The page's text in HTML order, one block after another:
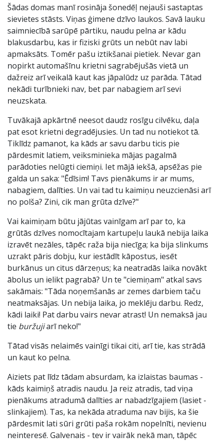
Šādas domas manī rosināja šonedēļ nejauši sastaptas
sievietes stāsts. Viņas ģimene dzīvo laukos. Savā lauku
saimniecībā sarūpē pārtiku, naudu pelna ar kādu
blakusdarbu, kas ir fiziski grūts un nebūt nav labi
apmaksāts. Tomēr pašu iztikšanai pietiek. Nevar gan
nopirkt automašīnu krietni sagrabējušās vietā un
dažreiz arī veikalā kaut kas jāpalūdz uz parāda. Tātad
nekādi turībnieki nav, bet par nabagiem arī sevi
neuzskata.
Tuvākajā apkārtnē neesot daudz rosīgu cilvēku, daļa
pat esot krietni degradējusies. Un tad nu notiekot tā.
Tiklīdz pamanot, ka kāds ar savu darbu ticis pie
pārdesmit latiem, veiksminieka mājas pagalmā
parādoties nelūgti ciemiņi. Iet mājā iekšā, apsēžas pie
galda un saka: "Ēdīsim! Tavs pienākums ir ar mums,
nabagiem, dalīties. Un vai tad tu kaimiņu neuzcienāsi arī
no polša? Zini, cik man grūta dzīve?"
Vai kaimiņam būtu jājūtas vainīgam arī par to, ka
grūtās dzīves nomocītajam kartupeļu laukā nebija laika
izravēt nezāles, tāpēc raža bija niecīga; ka bija slinkums
uzrakt pāris dobju, kur iestādīt kāpostus, iesēt
burkānus un citus dārzeņus; ka neatradās laika novākt
ābolus un ielikt pagrabā? Un te "ciemiņam" atkal savs
sakāmais: "Tāda noņemšanās ar zemes darbiem taču
neatmaksājas. Un nebija laika, jo meklēju darbu. Redz,
kādi laiki! Pat darbu vairs nevar atrast! Un nemaksā jau
tie buržujiarī neko!"
Tātad visās nelaimēs vainīgi tikai citi, arī tie, kas strādā
un kaut ko pelna.
Aiziets pat līdz tādam absurdam, ka izlaistas baumas -
kāds kaimiņš atradis naudu. Ja reiz atradis, tad viņa
pienākums atradumā dalīties ar nabadzīgajiem (lasiet -
slinkajiem). Tas, ka nekāda atraduma nav bijis, ka šie
pārdesmit lati sūri grūti paša rokām nopelnīti, nevienu
neinteresē. Galvenais - tev ir vairāk nekā man, tāpēc